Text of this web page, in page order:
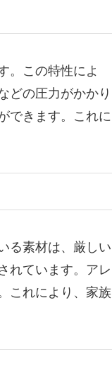
。この特性によ
どの圧力がかかり
できます。これに
る素材は、厳しい
れています。アレ
これにより、家族